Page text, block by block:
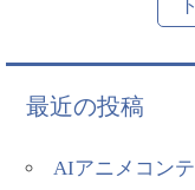
最近の投稿
AIアニメコン